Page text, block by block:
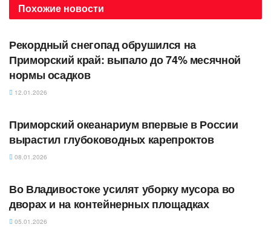
Похожие новости
АВТОРСКОЕ
Рекордный снегопад обрушился на
Приморский край: выпало до 74% месячной
нормы осадков
12.01.2026
Приморский океанариум впервые в России
вырастил глубоководных карепроктов
08.01.2026
Во Владивостоке усилят уборку мусора во
дворах и на контейнерных площадках
05.01.2026